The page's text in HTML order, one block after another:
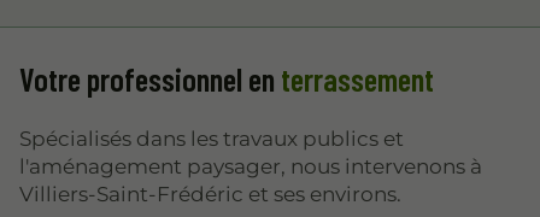
Votre professionnel en terrassement
Spécialisés dans les travaux publics et
l'aménagement paysager, nous intervenons à
Villiers-Saint-Frédéric et ses environs.